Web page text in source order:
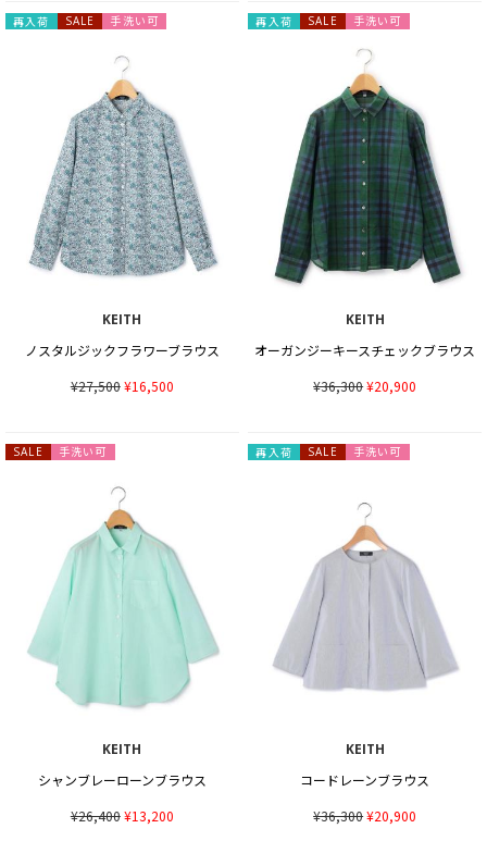
再入荷 SALE 手洗い可
KEITH
ノスタルジックフラワーブラウス
¥27,500¥16,500
再入荷 SALE 手洗い可
KEITH
オーガンジーキースチェックブラウス
¥36,300¥20,900
SALE 手洗い可
KEITH
シャンブレーローンブラウス
¥26,400¥13,200
再入荷 SALE 手洗い可
KEITH
コードレーンブラウス
¥36,300¥20,900